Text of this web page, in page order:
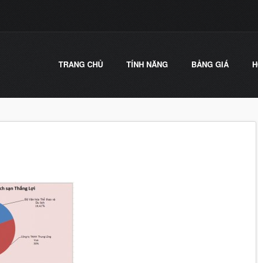
TRANG CHỦ TÍNH NĂNG BẢNG GIÁ